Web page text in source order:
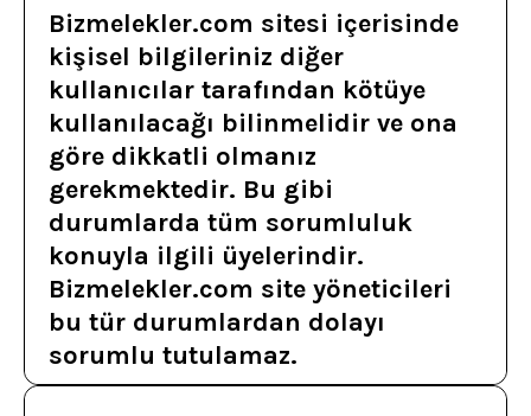
Bizmelekler.com sitesi içerisinde
kişisel bilgileriniz diğer
kullanıcılar tarafından kötüye
kullanılacağı bilinmelidir ve ona
göre dikkatli olmanız
gerekmektedir. Bu gibi
durumlarda tüm sorumluluk
konuyla ilgili üyelerindir.
Bizmelekler.com site yöneticileri
bu tür durumlardan dolayı
sorumlu tutulamaz.